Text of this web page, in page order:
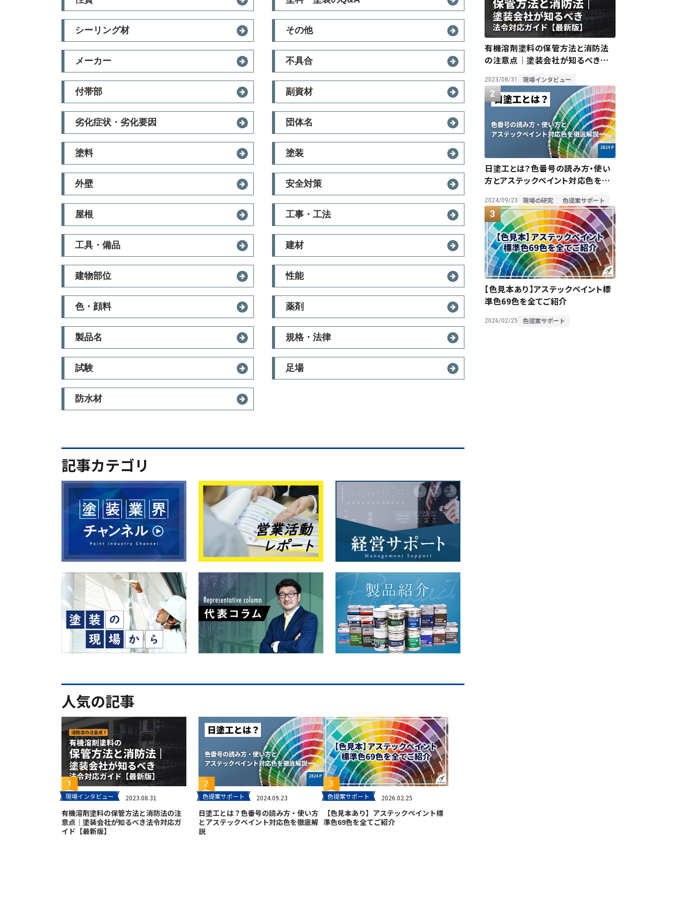
シーリング材 その他
メーカー 不具合
付帯部 副資材
劣化症状・劣化要因 団体名
塗料 塗装
外壁 安全対策
屋根 工事・工法
工具・備品 建材
建物部位 性能
色・顔料 薬剤
製品名 規格・法律
試験 足場
防水材
記事カテゴリ
人気の記事
現場インタビュー 2023.08.31
有機溶剤塗料の保管方法と消防法の注
意点｜塗装会社が知るべき法令対応ガ
イド【最新版】
色提案サポート 2024.09.23
日塗工とは？色番号の読み方・使い方
とアステックペイント対応色を徹底解
説
色提案サポート 2026.02.25
【色見本あり】アステックペイント標
準色69色を全てご紹介
有機溶剤塗料の保管方法と消防法
の注意点｜塗装会社が知るべき法
2023/08/31 現場インタビュー
日塗工とは？色番号の読み方・使い
方とアステックペイント対応色を徹
2024/09/23 現場の研究 色提案サポート
【色見本あり】アステックペイント標
準色69色を全てご紹介
2026/02/25 色提案サポート